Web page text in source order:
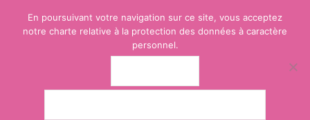
En poursuivant votre navigation sur ce site, vous acceptez
notre charte relative à la protection des données à caractère
personnel.